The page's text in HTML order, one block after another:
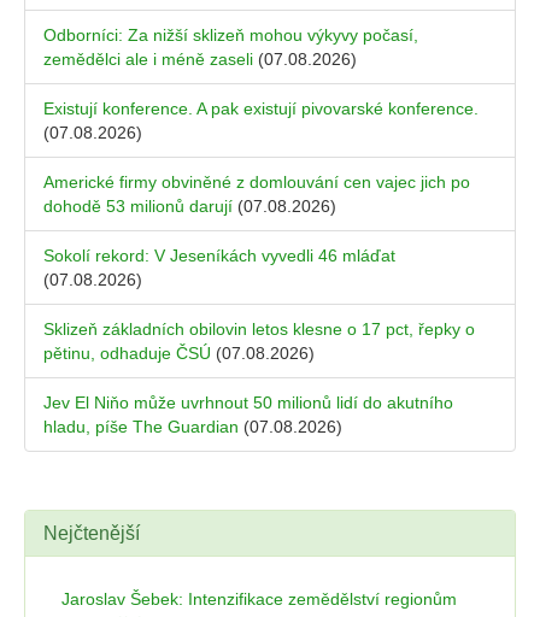
Odborníci: Za nižší sklizeň mohou výkyvy počasí,
zemědělci ale i méně zaseli (07.08.2026)
Existují konference. A pak existují pivovarské konference.
(07.08.2026)
Americké firmy obviněné z domlouvání cen vajec jich po
dohodě 53 milionů darují (07.08.2026)
Sokolí rekord: V Jeseníkách vyvedli 46 mláďat
(07.08.2026)
Sklizeň základních obilovin letos klesne o 17 pct, řepky o
pětinu, odhaduje ČSÚ (07.08.2026)
Jev El Niňo může uvrhnout 50 milionů lidí do akutního
hladu, píše The Guardian (07.08.2026)
Nejčtenější
Jaroslav Šebek: Intenzifikace zemědělství regionům